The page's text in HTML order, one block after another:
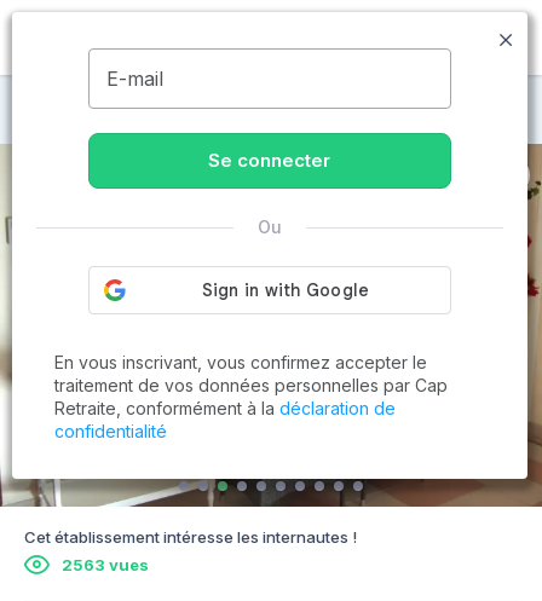
MENU
Maisons de retraite à Fos-sur-Mer
Cet établissement intéresse les internautes !
2563 vues
E-mail
Se connecter
Ou
En vous inscrivant, vous confirmez accepter le
traitement de vos données personnelles par Cap
Retraite, conformément à la déclaration de
confidentialité